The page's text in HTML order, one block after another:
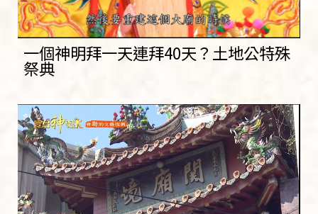
一個神明拜一天連拜40天？土地公特殊
祭典